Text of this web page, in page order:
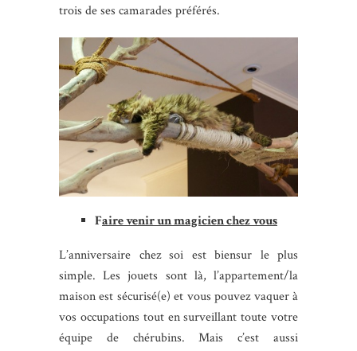
trois de ses camarades préférés.
Faire venir un magicien chez vous
L’anniversaire chez soi est biensur le plus
simple. Les jouets sont là, l’appartement/la
maison est sécurisé(e) et vous pouvez vaquer à
vos occupations tout en surveillant toute votre
équipe de chérubins. Mais c’est aussi